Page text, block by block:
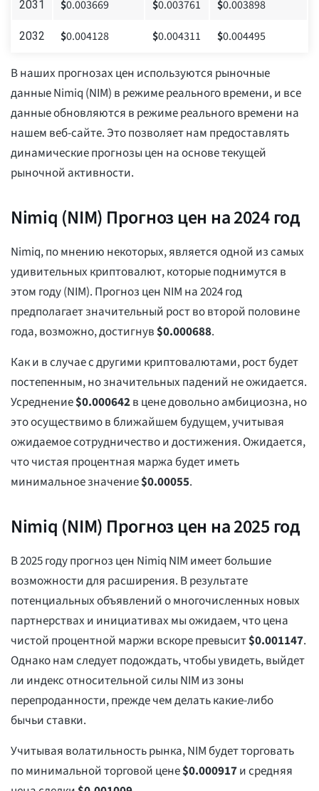
2031 $0.003669 $0.003761 $0.003898
2032 $0.004128 $0.004311 $0.004495
В наших прогнозах цен используются рыночные
данные Nimiq (NIM) в режиме реального времени, и все
данные обновляются в режиме реального времени на
нашем веб-сайте. Это позволяет нам предоставлять
динамические прогнозы цен на основе текущей
рыночной активности.
Nimiq (NIM) Прогноз цен на 2024 год
Nimiq, по мнению некоторых, является одной из самых
удивительных криптовалют, которые поднимутся в
этом году (NIM). Прогноз цен NIM на 2024 год
предполагает значительный рост во второй половине
года, возможно, достигнув$0.000688.
Как и в случае с другими криптовалютами, рост будет
постепенным, но значительных падений не ожидается.
Усреднение$0.000642в цене довольно амбициозна, но
это осуществимо в ближайшем будущем, учитывая
ожидаемое сотрудничество и достижения. Ожидается,
что чистая процентная маржа будет иметь
минимальное значение$0.00055.
Nimiq (NIM) Прогноз цен на 2025 год
В 2025 году прогноз цен Nimiq NIM имеет большие
возможности для расширения. В результате
потенциальных объявлений о многочисленных новых
партнерствах и инициативах мы ожидаем, что цена
чистой процентной маржи вскоре превысит$0.001147.
Однако нам следует подождать, чтобы увидеть, выйдет
ли индекс относительной силы NIM из зоны
перепроданности, прежде чем делать какие-либо
бычьи ставки.
Учитывая волатильность рынка, NIM будет торговать
по минимальной торговой цене$0.000917и средняя